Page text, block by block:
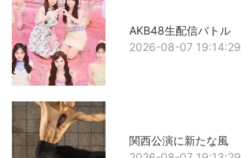
AKB48生配信バトル
2026-08-07 19:14:29
関西公演に新たな風